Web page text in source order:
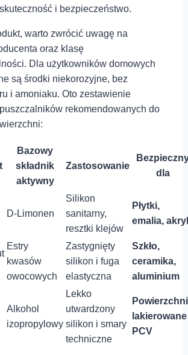
i bezpieczeństwo.
⁣warto‌ zwrócić uwagę ​na
oraz klasę
⁤Dla ⁢użytkowników domowych
są środki niekorozyjne, bez
i amoniaku. Oto zestawienie
rekomendowanych ⁣do
Bazowy
składnik
aktywny
Zastosowanie
⁣dla
D-Limonen
Silikon
sanitarny,
resztki klejów
Płytki,​
emalia, akryl
Estry ​
kwasów
owocowych
Zastygnięty
silikon i ⁢fuga​
elastyczna
Szkło,
ceramika,
aluminium
Alkohol
izopropylowy
Lekko ​
utwardzony
silikon⁤ i smary
techniczne
PCV